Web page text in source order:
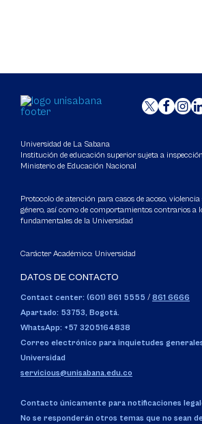
Universidad de La Sabana
Institución de educación superior sujeta a
Ministerio de Educación Nacional
Protocolo de atención para casos de acoso, violencia
género, así como de comportamientos contrarios a
fundamentales de la Universidad
Carácter Académico: Universidad
DATOS DE CONTACTO
Contact center: (601) 861 5555 / 861 6666
Apartado: 53753, Bogotá.
WhatsApp: +57 3205164838
Correo electrónico para inquietudes
Universidad
servicious@unisabana.edu.co
Contacto únicamente para notificaciones
No se responderán otros temas que no sean